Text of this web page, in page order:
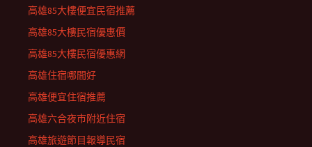
高雄85大樓便宜民宿推薦
高雄85大樓民宿優惠價
高雄85大樓民宿優惠網
高雄住宿哪間好
高雄便宜住宿推薦
高雄六合夜市附近住宿
高雄旅遊節目報導民宿